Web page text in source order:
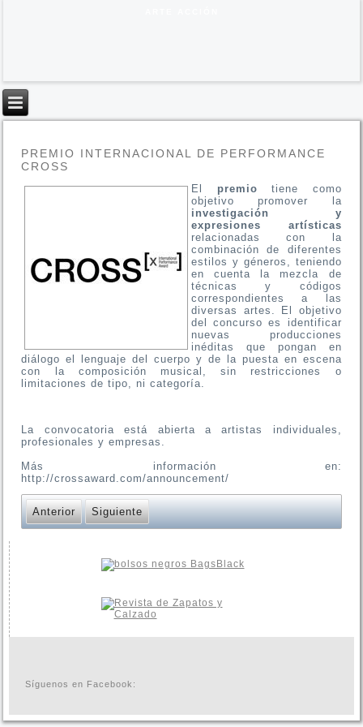
PREMIO INTERNACIONAL DE PERFORMANCE
CROSS
El premio tiene como
objetivo promover la
investigación y
expresiones artísticas
relacionadas con la
combinación de diferentes
estilos y géneros, teniendo
en cuenta la mezcla de
técnicas y códigos
correspondientes a las
diversas artes. El objetivo
del concurso es identificar
nuevas producciones
inéditas que pongan en
diálogo el lenguaje del cuerpo y de la puesta en escena
con la composición musical, sin restricciones o
limitaciones de tipo, ni categoría.
La convocatoria está abierta a artistas individuales,
profesionales y empresas.
Más información en:
http://crossaward.com/announcement/
Anterior Siguiente
Síguenos en Facebook: